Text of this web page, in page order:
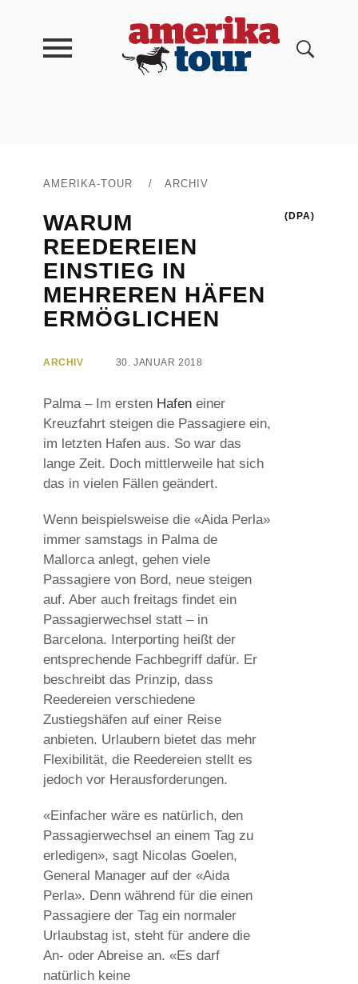
AMERIKA-TOUR / ARCHIV
WARUM
REEDEREIEN
EINSTIEG IN
MEHREREN HÄFEN
ERMÖGLICHEN
(DPA)
ARCHIV 30. JANUAR 2018
Palma – Im ersten Hafen einer
Kreuzfahrt steigen die Passagiere ein,
im letzten Hafen aus. So war das
lange Zeit. Doch mittlerweile hat sich
das in vielen Fällen geändert.
Wenn beispielsweise die «Aida Perla»
immer samstags in Palma de
Mallorca anlegt, gehen viele
Passagiere von Bord, neue steigen
auf. Aber auch freitags findet ein
Passagierwechsel statt – in
Barcelona. Interporting heißt der
entsprechende Fachbegriff dafür. Er
beschreibt das Prinzip, dass
Reedereien verschiedene
Zustiegshäfen auf einer Reise
anbieten. Urlaubern bietet das mehr
Flexibilität, die Reedereien stellt es
jedoch vor Herausforderungen.
«Einfacher wäre es natürlich, den
Passagierwechsel an einem Tag zu
erledigen», sagt Nicolas Goelen,
General Manager auf der «Aida
Perla». Denn während für die einen
Passagiere der Tag ein normaler
Urlaubstag ist, steht für andere die
An- oder Abreise an. «Es darf
natürlich keine